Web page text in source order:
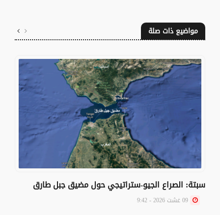
مواضيع ذات صلة
سبتة: الصراع الجيو-ستراتيجي حول مضيق جبل طارق